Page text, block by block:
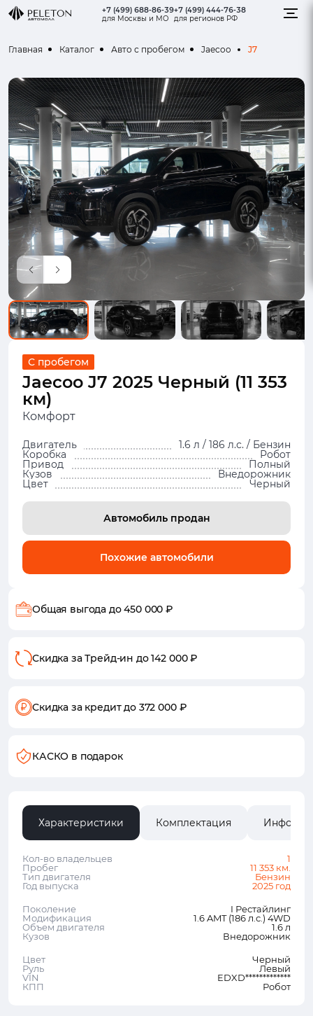
+7 (499) 688-86-39
для Москвы и МО
+7 (499) 444-76-38
для регионов РФ
Главная Каталог Авто с пробегом Jaecoo J7
С пробегом
Jaecoo J7 2025 Черный (11 353
км)
Комфорт
Двигатель 1.6 л / 186 л.с. / Бензин
Коробка Робот
Привод Полный
Кузов Внедорожник
Цвет Черный
Автомобиль продан
Похожие автомобили
Общая выгода до 450 000 ₽
Скидка за Трейд-ин до 142 000 ₽
Скидка за кредитдо 372 000 ₽
КАСКО в подарок
Характеристики Комплектация
Кол-во владельцев
1
Пробег
11 353 км.
Тип двигателя
Бензин
Год выпуска
2025 год
Поколение
I Рестайлинг
Модификация
1.6 AMT (186 л.с.) 4WD
Объем двигателя
1.6 л
Кузов
Внедорожник
Цвет
Черный
Руль
Левый
VIN
EDXD*************
КПП
Робот